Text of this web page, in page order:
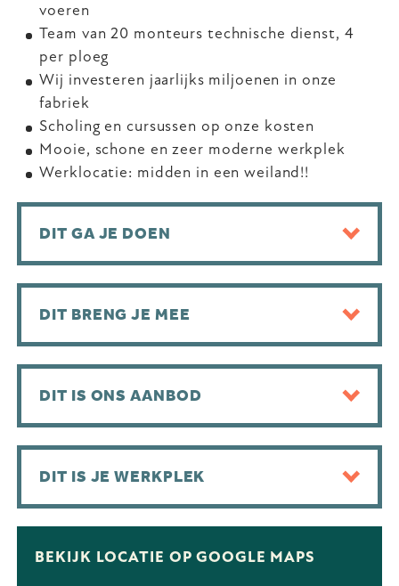
voeren
Team van 20 monteurs technische dienst, 4
per ploeg
Wij investeren jaarlijks miljoenen in onze
fabriek
Scholing en cursussen op onze kosten
Mooie, schone en zeer moderne werkplek
Werklocatie: midden in een weiland!!
DIT GA JE DOEN
DIT BRENG JE MEE
DIT IS ONS AANBOD
DIT IS JE WERKPLEK
BEKIJK LOCATIE OP GOOGLE MAPS